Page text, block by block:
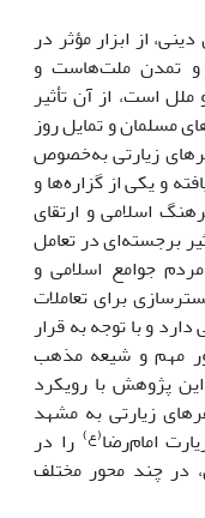
از ابزار مؤثر در
و تمدن ملت‌هاست و
است، از آن تأثیر
مسلمان و تمایل روز
زیارتی به‌خصوص
و یکی از گزاره‌ها و
اسلامی و ارتقای
برجسته‌ای در تعامل
جوامع اسلامی و
برای تعاملات
و با توجه به قرار
مهم و شیعه مذهب
پژوهش با رویکرد
زیارتی به مشهد
امام‌رضا(ع) را در
در چند محور مختلف